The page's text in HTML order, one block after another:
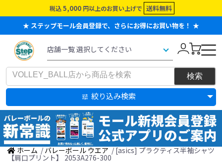
税込 5,000 円以上のお買い上げで 送料無料
★ ステップモール会員登録で、さらにお得にお買い物を！ ★
絞り込み検索
ホーム / バレーボール ウエア / [asics] プラクティス半袖シャツ
【肩口プリント】 2053A276-300